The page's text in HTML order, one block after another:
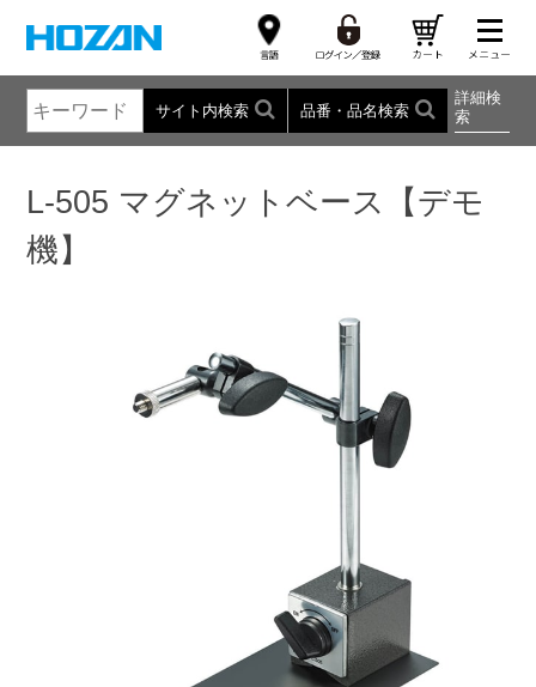
サイト内検索 品番・品名検索
詳細検
索
L-505 マグネットベース【デモ
機】